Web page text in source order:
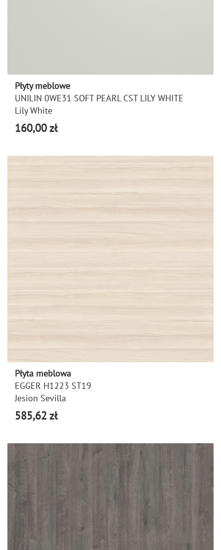
Płyty meblowe
UNILIN 0WE31 SOFT PEARL CST LILY WHITE
Lily White
160,00 zł
Płyta meblowa
EGGER H1223 ST19
Jesion Sevilla
585,62 zł